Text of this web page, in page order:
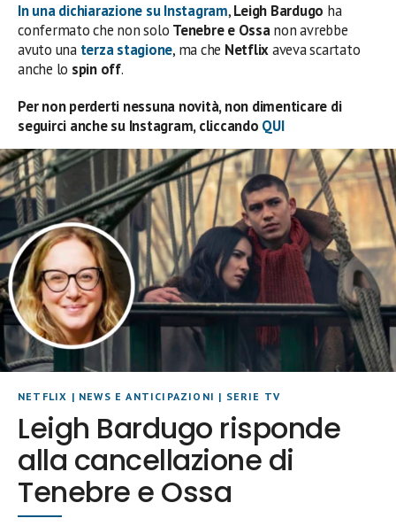
In una dichiarazione su Instagram,Leigh Bardugo ha
confermato che non solo Tenebre e Ossanon avrebbe
avuto una terza stagione, ma che Netflixaveva scartato
anche lo spin off.
Per non perderti nessuna novità, non dimenticare di
seguirci anche su Instagram, cliccando QUI
NETFLIX | NEWS E ANTICIPAZIONI | SERIE TV
Leigh Bardugo risponde
alla cancellazione di
Tenebre e Ossa